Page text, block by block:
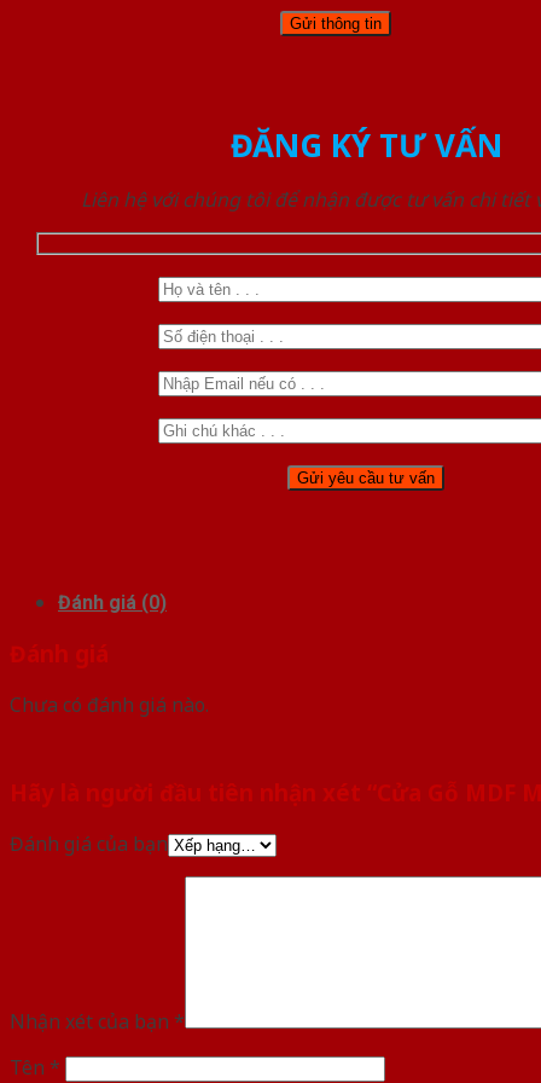
ĐĂNG KÝ TƯ VẤN
Liên hệ với chúng tôi để nhận được tư vấn chi tiết
Đánh giá (0)
Đánh giá
Chưa có đánh giá nào.
Hãy là người đầu tiên nhận xét “Cửa Gỗ MDF
Đánh giá của bạn
Nhận xét của bạn *
Tên *